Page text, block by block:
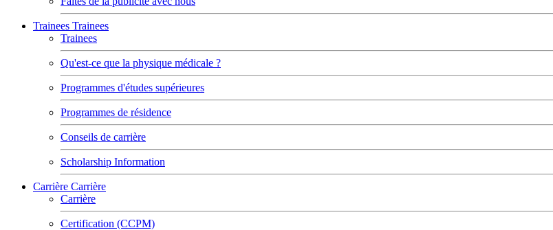
Trainees Trainees
Trainees
Qu'est-ce que la physique médicale ?
Programmes d'études supérieures
Programmes de résidence
Conseils de carrière
Scholarship Information
Carrière Carrière
Carrière
Certification (CCPM)